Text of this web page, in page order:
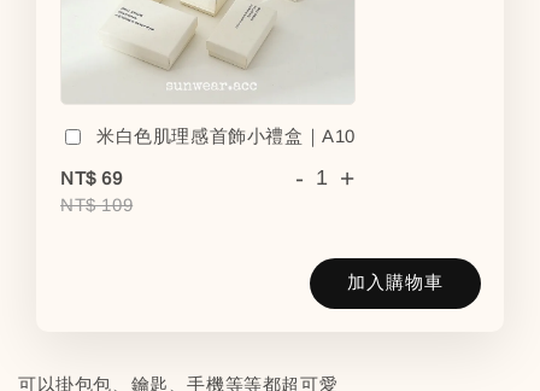
米白色肌理感首飾小禮盒｜A10
NT$ 69
NT$ 109
- +
加入購物車
可以掛包包、鑰匙、手機等等都超可愛